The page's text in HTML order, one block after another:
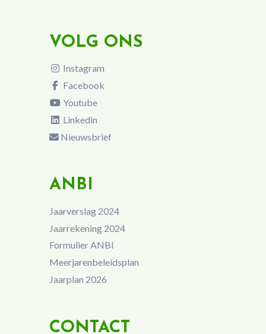
VOLG ONS
Instagram
Facebook
Youtube
Linkedin
Nieuwsbrief
ANBI
Jaarverslag 2024
Jaarrekening 2024
Formulier ANBI
Meerjarenbeleidsplan
Jaarplan 2026
CONTACT